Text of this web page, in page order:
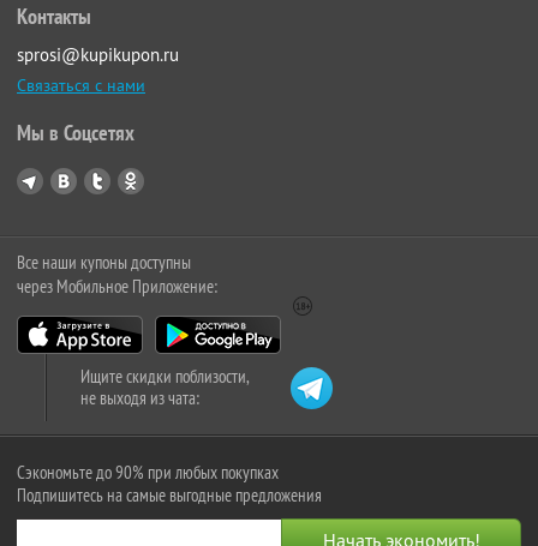
Контакты
sprosi@kupikupon.ru
Связаться с нами
Мы в Соцсетях
Все наши купоны доступны
через Мобильное Приложение:
Ищите скидки поблизости,
не выходя из чата:
Сэкономьте до 90% при любых покупках
Подпишитесь на самые выгодные предложения